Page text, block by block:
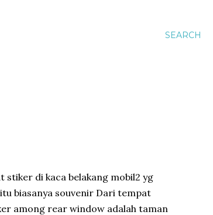
SEARCH
stiker di kaca belakang mobil2 yg
biasanya souvenir Dari tempat
among rear window adalah taman